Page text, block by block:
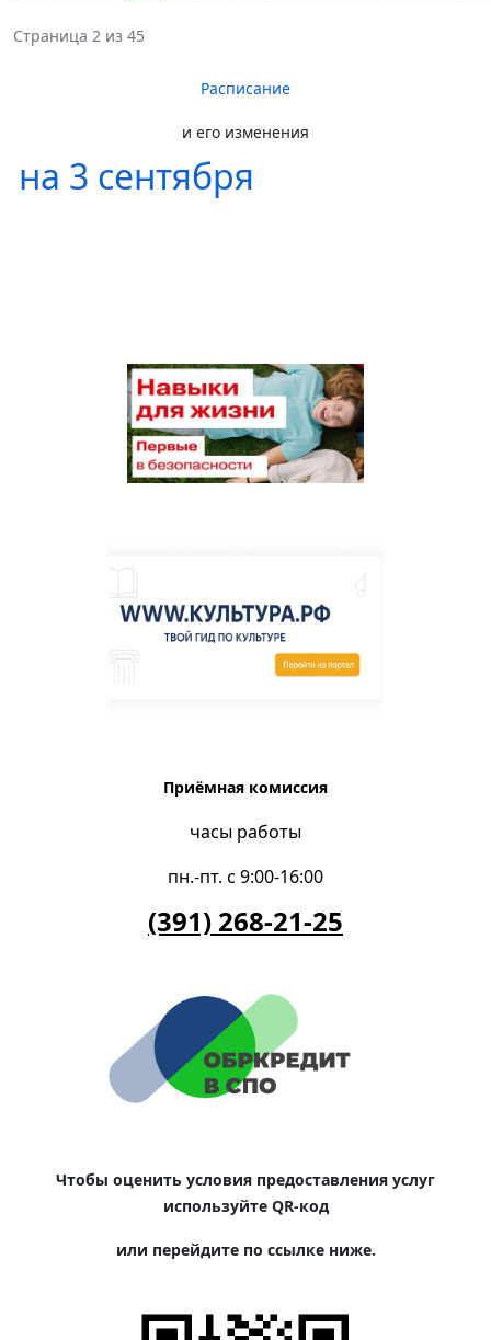
Страница 2 из 45
Расписание
и его изменения
на 3 сентября
Приёмная комиссия
часы работы
пн.-пт. с 9:00-16:00
(391) 268-21-25
Чтобы оценить условия предоставления услуг
используйте QR-код
или перейдите по ссылке ниже.